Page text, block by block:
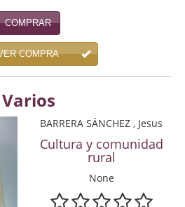
COMPRAR
COMPRA
Varios
BARRERA SÁNCHEZ , Jesus
Cultura y comunidad
rural
None